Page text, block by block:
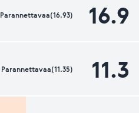
16.9
Parannettavaa(16.93)
11.3
Parannettavaa(11.35)